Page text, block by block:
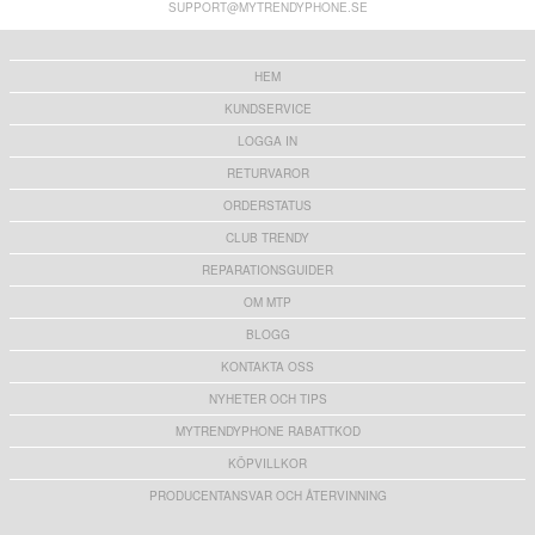
SUPPORT@MYTRENDYPHONE.SE
HEM
KUNDSERVICE
LOGGA IN
RETURVAROR
ORDERSTATUS
CLUB TRENDY
REPARATIONSGUIDER
OM MTP
BLOGG
KONTAKTA OSS
NYHETER OCH TIPS
MYTRENDYPHONE RABATTKOD
KÖPVILLKOR
PRODUCENTANSVAR OCH ÅTERVINNING